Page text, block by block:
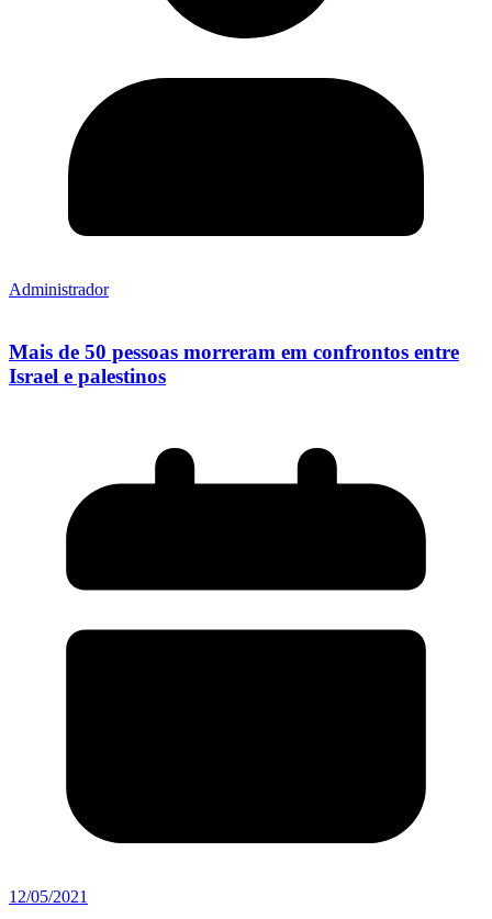
Administrador
Mais de 50 pessoas morreram em confrontos entre
Israel e palestinos
12/05/2021